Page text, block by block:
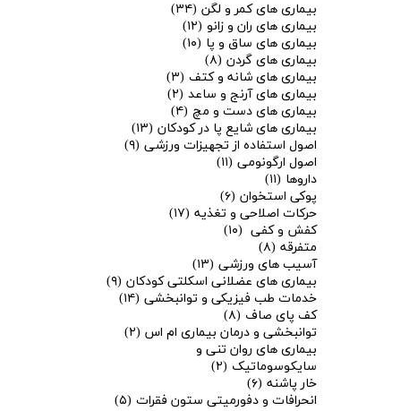
بیماری های کمر و لگن (۳۴)
بیماری های ران و زانو (۱۲)
بیماری های ساق و پا (۱۰)
بیماری های گردن (۸)
بیماری های شانه و کتف (۳)
بیماری های آرنج و ساعد (۲)
بیماری های دست و مچ (۴)
بیماری های شایع پا در کودکان (۱۳)
اصول استفاده از تجهیزات ورزشی (۹)
اصول ارگونومی (۱۱)
داروها (۱۱)
پوکی استخوان (۶)
حرکات اصلاحی و تغذیه (۱۷)
کفش و کفی (۱۰)
متفرقه (۸)
آسیب های ورزشی (۱۳)
بیماری های عضلانی اسکلتی کودکان (۹)
خدمات طب فیزیکی و توانبخشی (۱۴)
کف پای صاف (۸)
توانبخشی و درمان بیماری ام اس (۲)
بیماری های روان تنی و
سایکوسوماتیک (۲)
خار پاشنه (۶)
انحرافات و دفورمیتی ستون فقرات (۵)